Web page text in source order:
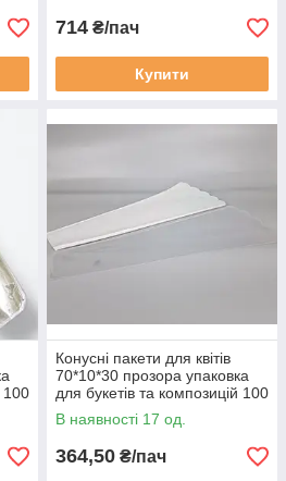
714 ₴/пач
Купити
100
Конусні пакети для квітів
70*10*30 прозора упаковка
для букетів та композицій 100
штук (2224406670)
В наявності 17 од.
364,50 ₴/пач